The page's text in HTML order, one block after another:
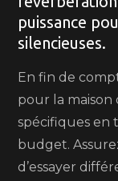
puissance
silencieuses.
En fin de
pour la maison
spécifiques en
budget.
d’essayer